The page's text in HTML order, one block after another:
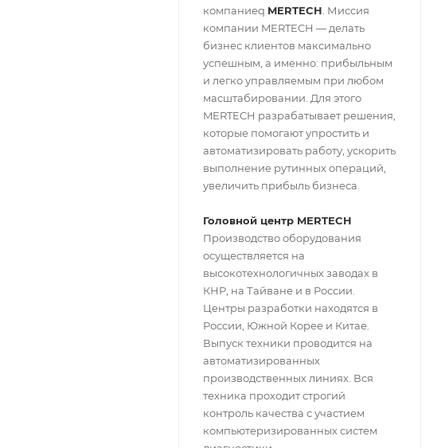
компаниеq MERTECH . Миссия
компании MERTECH — делать
бизнес клиентов максимально
успешным, а именно: прибыльным
и легко управляемым при любом
масштабировании. Для этого
MERTECH разрабатывает решения,
которые помогают упростить и
автоматизировать работу, ускорить
выполнение рутинных операций,
увеличить прибыль бизнеса.
Головной центр MERTECH
Производство оборудования
осуществляется на
высокотехнологичных заводах в
КНР, на Тайване и в России.
Центры разработки находятся в
России, Южной Корее и Китае.
Выпуск техники проводится на
автоматизированных
производственных линиях. Вся
техника проходит строгий
контроль качества с участием
компьютеризированных систем